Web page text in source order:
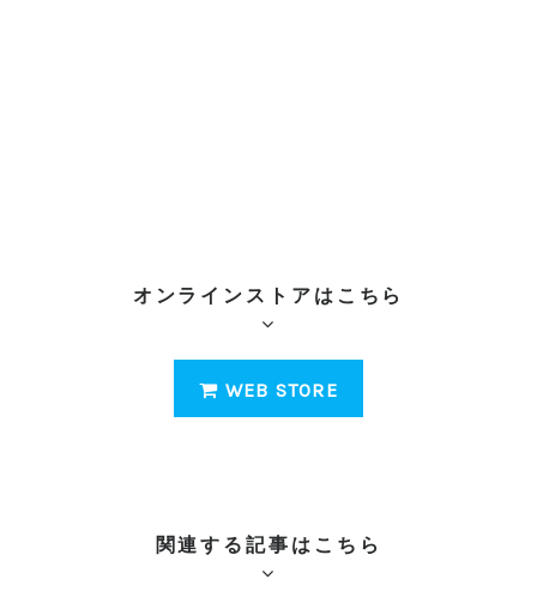
オンラインストアはこちら
WEB STORE
関連する記事はこちら